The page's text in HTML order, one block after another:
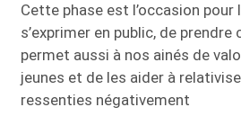
Cette phase est l’occasion pour
s’exprimer en public, de prendre
permet aussi à nos ainés de
jeunes et de les aider à
ressenties négativement